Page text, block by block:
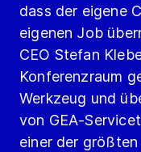
dass der eigene
eigenen Job
CEO Stefan
Konferenzraum
Werkzeug und
von GEA-
einer der